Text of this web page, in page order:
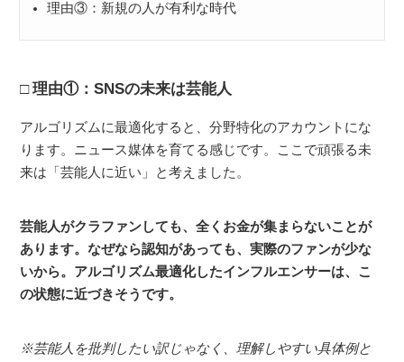
理由③：新規の人が有利な時代
理由①：SNSの未来は芸能人
アルゴリズムに最適化すると、分野特化のアカウントにな
ります。ニュース媒体を育てる感じです。ここで頑張る未
来は「芸能人に近い」と考えました。
芸能人がクラファンしても、全くお金が集まらないことが
あります。なぜなら認知があっても、実際のファンが少な
いから。アルゴリズム最適化したインフルエンサーは、こ
の状態に近づきそうです。
※芸能人を批判したい訳じゃなく、理解しやすい具体例と